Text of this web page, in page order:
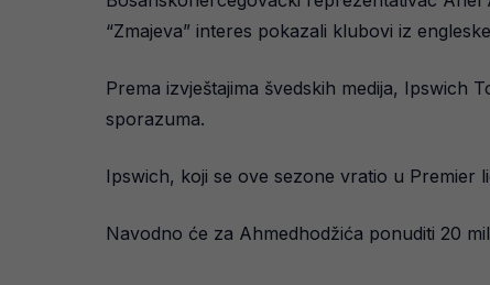
“Zmajeva” interes pokazali klubovi iz
Prema izvještajima švedskih medija, Ipswich
sporazuma.
Ipswich, koji se ove sezone vratio u Premier
Navodno će za Ahmedhodžića ponuditi 20